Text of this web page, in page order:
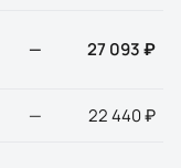
— 27 093 ₽
— 22 440 ₽